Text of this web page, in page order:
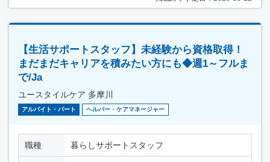
【生活サポートスタッフ】未経験から資格取得！
まだまだキャリアを積みたい方にも◆週1～フルま
で/Ja
ユースタイルケア 多摩川
アルバイト・パート ヘルパー・ケアマネージャー
職種 暮らしサポートスタッフ